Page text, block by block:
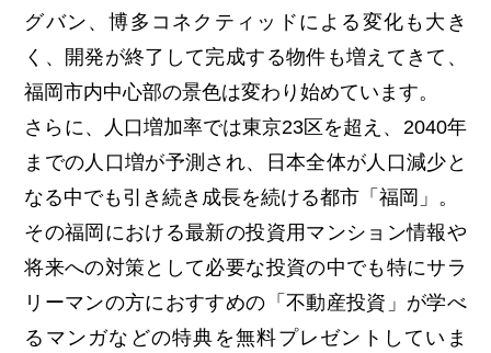
グバン、博多コネクティッドによる変化も大き
く、開発が終了して完成する物件も増えてきて、
福岡市内中心部の景色は変わり始めています。
さらに、人口増加率では東京23区を超え、2040年
までの人口増が予測され、日本全体が人口減少と
なる中でも引き続き成長を続ける都市「福岡」。
その福岡における最新の投資用マンション情報や
将来への対策として必要な投資の中でも特にサラ
リーマンの方におすすめの「不動産投資」が学べ
るマンガなどの特典を無料プレゼントしていま